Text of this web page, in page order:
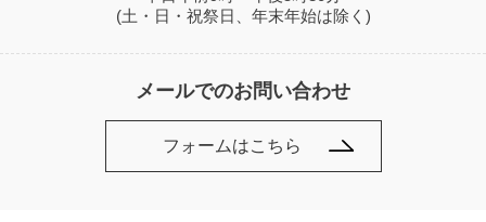
(土・日・祝祭日、年末年始は除く)
メールでのお問い合わせ
フォームはこちら